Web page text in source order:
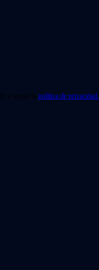
y acepto la política de privacidad.